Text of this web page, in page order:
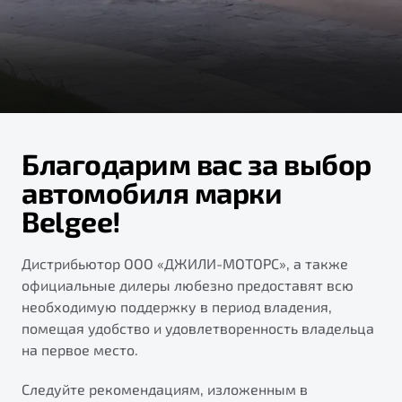
S50
Элегантный и практичный седан
Расчет КАСКО
Узнайте о специальных выгодах при покупке
Belgee Клуб
Реферальная программа
Клиентская поддержка
Помощь на дорогах
Благодарим вас за выбор
автомобиля марки
Belgee!
Дистрибьютор ООО «ДЖИЛИ-МОТОРС», а также
официальные дилеры любезно предоставят всю
необходимую поддержку в период владения,
помещая удобство и удовлетворенность владельца
на первое место.
Следуйте рекомендациям, изложенным в